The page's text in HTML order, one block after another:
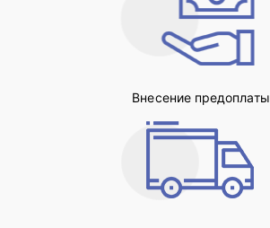
Внесение предоплаты